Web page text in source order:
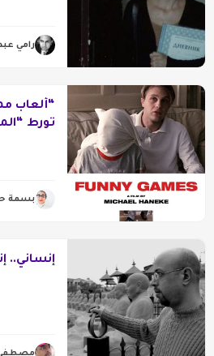
رامي
“ألعاب
تورط
بسمة
إنساني..